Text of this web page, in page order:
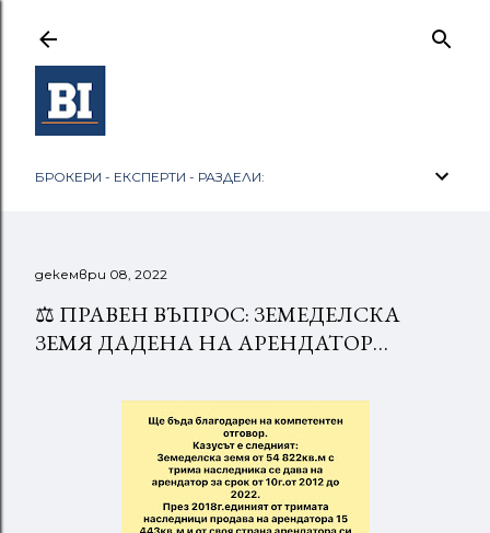
БРОКЕРИ - ЕКСПЕРТИ - РАЗДЕЛИ:
декември 08, 2022
⚖️ ПРАВЕН ВЪПРОС: ЗЕМЕДЕЛСКА
ЗЕМЯ ДАДЕНА НА АРЕНДАТОР…